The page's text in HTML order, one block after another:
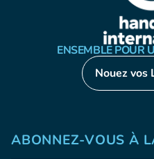
ENSEMBLE POUR
Nouez vos
ABONNEZ-VOUS À